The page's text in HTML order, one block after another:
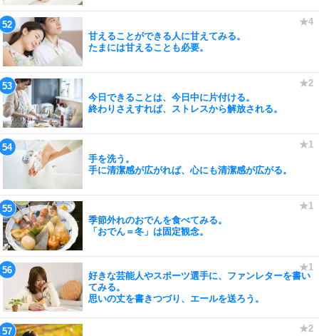
甘えることができる人に甘えてみる。
たまには甘えることも必要。
今日できることは、今日中に片付ける。
終わりさえすれば、ストレスから解放される。
手を洗う。
手に清潔感が広がれば、心にも清潔感が広がる。
季節外れのおでんを食べてみる。
「おでん＝冬」は固定観念。
好きな芸能人やスポーツ選手に、ファンレターを書い
てみる。
思いの丈を書きつづり、エールを送ろう。